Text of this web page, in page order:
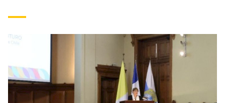
Personal
Alumni launch
Padres y familia
Vecinos launch
Medios launch
Donaciones